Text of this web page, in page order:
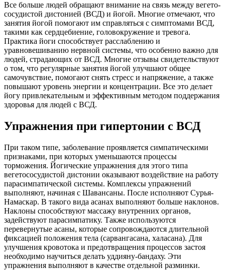
Все больше людей обращают внимание на связь между вегето-
сосудистой дистонией (ВСД) и йогой. Многие отмечают, что
занятия йогой помогают им справляться с симптомами ВСД,
такими как сердцебиение, головокружение и тревога.
Практика йоги способствует расслаблению и
уравновешиванию нервной системы, что особенно важно для
людей, страдающих от ВСД. Многие отзывы свидетельствуют
о том, что регулярные занятия йогой улучшают общее
самочувствие, помогают снять стресс и напряжение, а также
повышают уровень энергии и концентрации. Все это делает
йогу привлекательным и эффективным методом поддержания
здоровья для людей с ВСД.
Упражнения при гипертонии с ВСД
При таком типе, заболевание проявляется симпатическими
признаками, при которых уменьшаются процессы
торможения. Йогические упражнения для этого типа
вегетососудистой дистонии оказывают воздействие на работу
парасимпатической системы. Комплексы упражнений
выполняют, начиная с Шавансаны. После исполняют Сурья-
Намаскар. В такого вида асанах выполняют больше наклонов.
Наклоны способствуют массажу внутренних органов,
задействуют парасимпатику. Также используются
перевернутые асаны, которые сопровождаются длительной
фиксацией положения тела (сарвангасана, халасана). Для
улучшения кровотока и предотвращения процессов застоя
необходимо научиться делать уддияну-бандаху. Эти
упражнения выполняют в качестве отдельной разминки.